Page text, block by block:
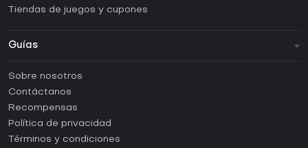
Tiendas de juegos y cupones
Guías
Guías y tutoriales
¿Cómo activar una CD Key de Steam?
¿Cómo activar una CD Key de Epic Games?
¿Cómo activar una CD Key de GOG?
Sobre nosotros
Contáctanos
Recompensas
Política de privacidad
Términos y condiciones